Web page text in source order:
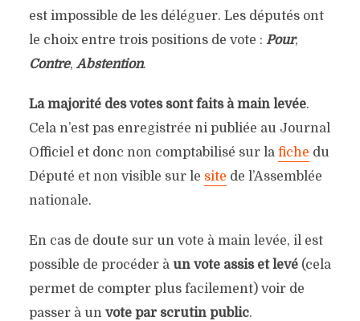
est impossible de les déléguer. Les députés ont
le choix entre trois positions de vote : Pour,
Contre, Abstention.
La majorité des votes sont faits à main levée.
Cela n’est pas enregistrée ni publiée au Journal
Officiel et donc non comptabilisé sur la fiche du
Député et non visible sur le site de l’Assemblée
nationale.
En cas de doute sur un vote à main levée, il est
possible de procéder à un vote assis et levé(cela
permet de compter plus facilement) voir de
passer à un vote par scrutin public.